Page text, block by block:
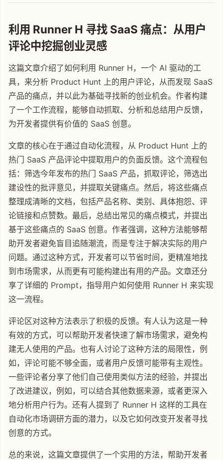
利用 Runner H 寻找 SaaS 痛点：从用户
评论中挖掘创业灵感
这篇文章介绍了如何利用 Runner H，一个 AI 驱动的工
具，来分析 Product Hunt 上的用户评论，从而发现 SaaS
产品的痛点，并以此为基础寻找新的创业机会。作者构建
了一个工作流程，能够自动抓取、分析和总结用户反馈，
为开发者提供有价值的 SaaS 创意。
文章的核心在于通过自动化流程，从 Product Hunt 上的
热门 SaaS 产品评论中提取用户的负面反馈。这个流程包
括：筛选今年发布的热门 SaaS 产品，抓取评论，筛选出
建设性的批评意见，并提取关键痛点。然后，将这些痛点
整理成清晰的文档，包括产品名称、类别、具体抱怨、评
论链接和点赞数。最后，总结出常见的痛点模式，并提出
基于这些痛点的 SaaS 创意。作者强调，这种方法能够帮
助开发者避免盲目追随潮流，而是专注于解决实际的用户
问题。通过这种方式，开发者可以节省时间，更精准地找
到市场需求，从而更有可能构建出有用的产品。文章还分
享了详细的 Prompt，指导用户如何使用 Runner H 来实现
这一流程。
评论区对这种方法表示了积极的反馈。有人认为这是一种
有效的方式，可以帮助开发者快速了解市场需求，避免构
建无人使用的产品。也有人讨论了这种方法的局限性，例
如，评论可能不够全面，或者用户反馈可能带有主观性。
一些评论者分享了他们自己使用类似方法的经验，并提出
了改进建议，例如，可以结合其他数据来源，或者更深入
地分析用户行为。还有人提到了 Runner H 这样的工具在
自动化市场调研方面的潜力，以及它如何改变开发者寻找
创意的方式。
总的来说，这篇文章提供了一个实用的方法，帮助开发者